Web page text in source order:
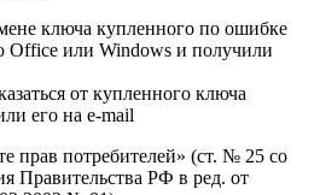
ключа купленного по ошибке
Office или Windows и получили
от купленного ключа
его на e-mail
прав потребителей» (ст. № 25 со
Правительства РФ в ред. от